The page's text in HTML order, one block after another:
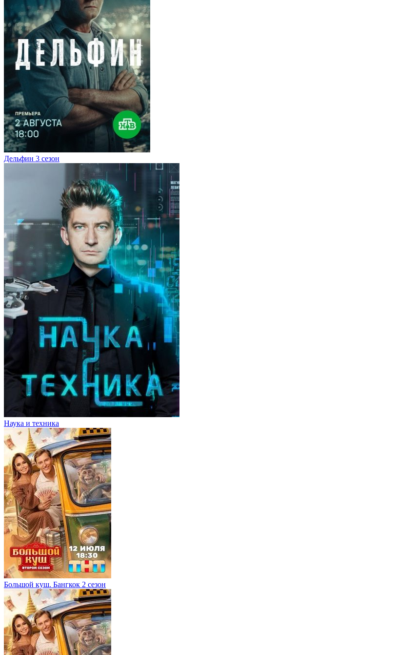
Дельфин 3 сезон
Наука и техника
Большой куш. Бангкок 2 сезон